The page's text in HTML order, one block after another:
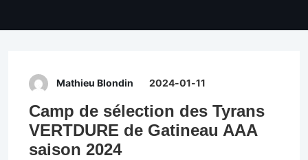
Mathieu Blondin 2024-01-11
Camp de sélection des Tyrans
VERTDURE de Gatineau AAA
saison 2024